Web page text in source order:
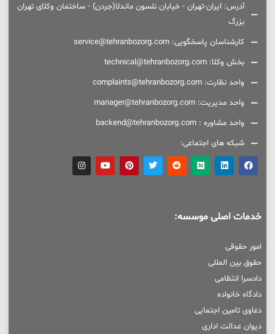
آدرس: ایران-تهران - خیابان نلسون ماندلا(جردن) - ساختمان وکلای تهران
بزرگ
کارشناسان پاسخگویی: service@tehranbozorg.com
بخش وکلا: technical@tehranbozorg.com
واحد نظارت: complaints@tehranbozorg.com
واحد مدیریت: manager@tehranbozorg.com
واحد مشاوره : backend@tehranbozorg.com
شبکه های اجتماعی:
خدمات اصلی موسسه:
امور حقوقی
حقوق بین المللی
دادسرا انتظامی
دادگاه خانواده
دعاوی تامین اجتمایی
دیوان عدالت اداری